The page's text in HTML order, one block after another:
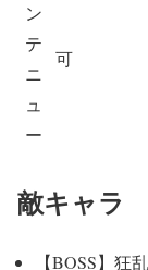
ン
テ
ニ
ュ
ー
可
敵キャラ
【BOSS】狂